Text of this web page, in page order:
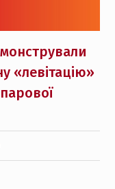
«левітацію»